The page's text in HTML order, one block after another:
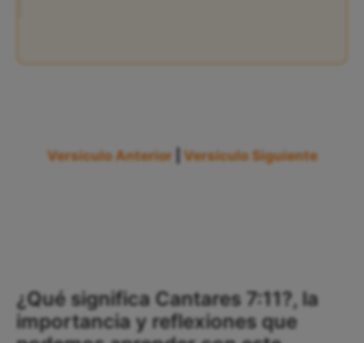
Versículo Anterior Versículo Siguiente
¿Qué significa Cantares 7:11?, la
importancia y reflexiones que